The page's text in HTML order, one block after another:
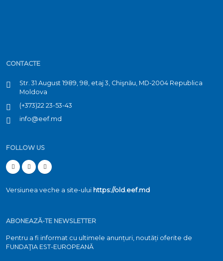
CONTACTE
Str. 31 August 1989, 98, etaj 3, Chişnău, MD-2004 Republica
Moldova
(+373)22 23-53-43
info@eef.md
FOLLOW US
Versiunea veche a site-ului https://old.eef.md
ABONEAZĂ-TE NEWSLETTER
Pentru a fi informat cu ultimele anunțuri, noutăți oferite de
FUNDAŢIA EST-EUROPEANĂ